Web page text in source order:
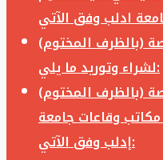
(بالظرف المختوم)
لشراء وتوريد ما يلي:
(بالظرف المختوم)
وقاعات جامعة
إدلب وفق الآتي: